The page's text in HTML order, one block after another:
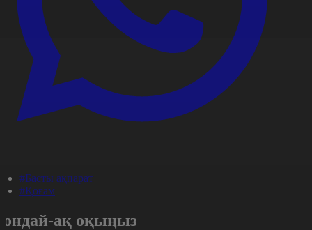
#Басты ақпарат
#Қоғам
ақ оқыңыз